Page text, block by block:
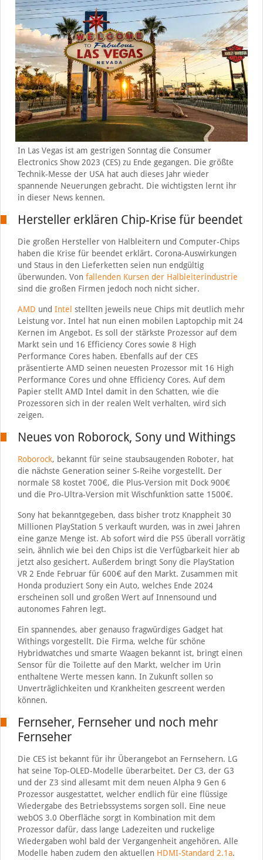
In Las Vegas ist am gestrigen Sonntag die Consumer
Electronics Show 2023 (CES) zu Ende gegangen. Die größte
Technik-Messe der USA hat auch dieses Jahr wieder
spannende Neuerungen gebracht. Die wichtigsten lernt ihr
in dieser News kennen.
Hersteller erklären Chip-Krise für beendet
Die großen Hersteller von Halbleitern und Computer-Chips
haben die Krise für beendet erklärt. Corona-Auswirkungen
und Staus in den Lieferketten seien nun endgültig
überwunden. Von fallenden Kursen der Halbleiterindustrie
sind die großen Firmen jedoch noch nicht sicher.
AMD und Intel stellten jeweils neue Chips mit deutlich mehr
Leistung vor. Intel hat nun einen mobilen Laptopchip mit 24
Kernen im Angebot. Es soll der stärkste Prozessor auf dem
Markt sein und 16 Efficiency Cores sowie 8 High
Performance Cores haben. Ebenfalls auf der CES
präsentierte AMD seinen neuesten Prozessor mit 16 High
Performance Cores und ohne Efficiency Cores. Auf dem
Papier stellt AMD Intel damit in den Schatten, wie die
Prozessoren sich in der realen Welt verhalten, wird sich
zeigen.
Neues von Roborock, Sony und Withings
Roborock, bekannt für seine staubsaugenden Roboter, hat
die nächste Generation seiner S-Reihe vorgestellt. Der
normale S8 kostet 700€, die Plus-Version mit Dock 900€
und die Pro-Ultra-Version mit Wischfunktion satte 1500€.
Sony hat bekanntgegeben, dass bisher trotz Knappheit 30
Millionen PlayStation 5 verkauft wurden, was in zwei Jahren
eine ganze Menge ist. Ab sofort wird die PS5 überall vorrätig
sein, ähnlich wie bei den Chips ist die Verfügbarkeit hier ab
jetzt also gesichert. Außerdem bringt Sony die PlayStation
VR 2 Ende Februar für 600€ auf den Markt. Zusammen mit
Honda produziert Sony ein Auto, welches Ende 2024
erscheinen soll und großen Wert auf Innensound und
autonomes Fahren legt.
Ein spannendes, aber genauso fragwürdiges Gadget hat
Withings vorgestellt. Die Firma, welche für schöne
Hybridwatches und smarte Waagen bekannt ist, bringt einen
Sensor für die Toilette auf den Markt, welcher im Urin
enthaltene Werte messen kann. In Zukunft sollen so
Unverträglichkeiten und Krankheiten gescreent werden
können.
Fernseher, Fernseher und noch mehr
Fernseher
Die CES ist bekannt für ihr Überangebot an Fernsehern. LG
hat seine Top-OLED-Modelle überarbeitet. Der C3, der G3
und der Z3 sind allesamt mit dem neuen Alpha 9 Gen 6
Prozessor ausgestattet, welcher endlich für eine flüssige
Wiedergabe des Betriebssystems sorgen soll. Eine neue
webOS 3.0 Oberfläche sorgt in Kombination mit dem
Prozessor dafür, dass lange Ladezeiten und ruckelige
Wiedergaben wohl bald der Vergangenheit angehören. Alle
Modelle haben zudem den aktuellen HDMI-Standard 2.1a.